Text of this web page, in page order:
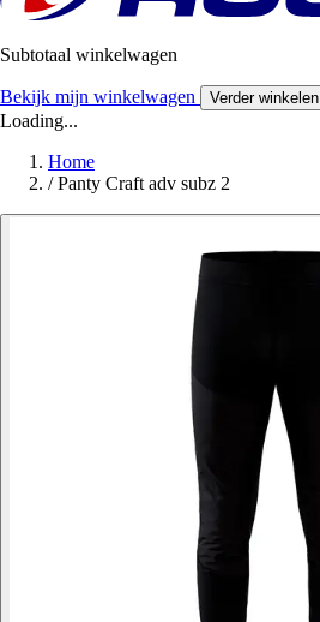
Subtotaal winkelwagen
Bekijk mijn winkelwagen Verder winkelen
Loading...
Home
/ Panty Craft adv subz 2